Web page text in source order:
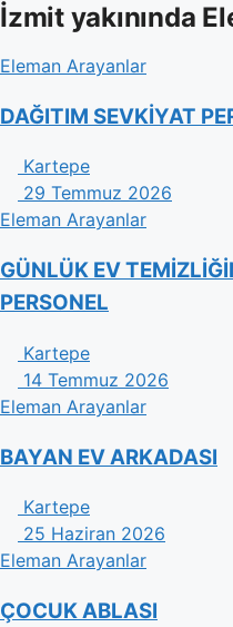
İzmit yakınında
Eleman Arayanlar
DAĞITIM SEVKİYAT
Kartepe
29 Temmuz 2026
Eleman Arayanlar
GÜNLÜK EV
PERSONEL
Kartepe
14 Temmuz 2026
Eleman Arayanlar
BAYAN EV ARKADASI
Kartepe
25 Haziran 2026
Eleman Arayanlar
ÇOCUK ABLASI